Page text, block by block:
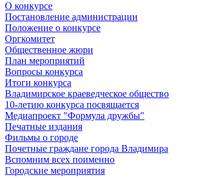
О конкурсе
Постановление администрации
Положение о конкурсе
Оргкомитет
Общественное жюри
План мероприятий
Вопросы конкурса
Итоги конкурса
Владимирское краеведческое общество
10-летию конкурса посвящается
Медиапроект "Формула дружбы"
Печатные издания
Фильмы о городе
Почетные граждане города Владимира
Вспомним всех поименно
Городские мероприятия